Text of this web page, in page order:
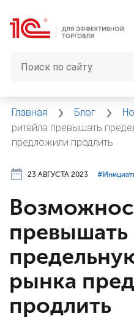
Главная Блог
ритейла превышать
предложили продлить
23 АВГУСТА 2023
превышать
рынка
продлить